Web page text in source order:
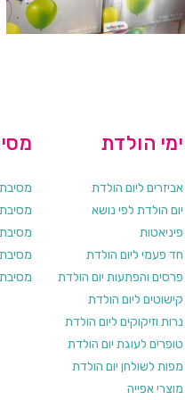
מסיבת
מסיבת
מסיבת
מסיבת
מסיבת
ימי הולדת
אביזרים ליום הולדת
יום הולדת לפי נושא
פיניאטות
חד פעמי ליום הולדת
פרסים והפתעות יום הולדת
קישוטים ליום הולדת
נרות וזיקוקים ליום הולדת
טופרים לעוגת יום הולדת
מפות לשולחן יום הולדת
מוצרי אפייה